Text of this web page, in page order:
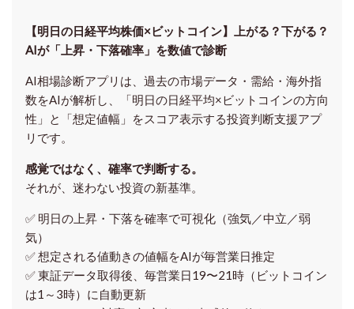
【明日の⽇経平均株価×ビットコイン】上がる？下がる？
AIが「上昇・下落確率」を数値で診断
AI相場診断アプリは、過去の市場データ・需給・海外指
数をAIが解析し、「明日の日経平均×ビットコインの方向
性」と「想定値幅」をスコア表示する投資判断支援アプ
リです。
感覚ではなく、確率で判断する。
それが、迷わない投資の新基準。
✅ 明日の上昇・下落を確率で可視化（強気／中立／弱
気）
✅ 想定される値動きの値幅をAIが毎営業日推定
✅ 東証データ取得後、 毎営業日19〜21時（ビットコイン
は1～3時）に自動更新